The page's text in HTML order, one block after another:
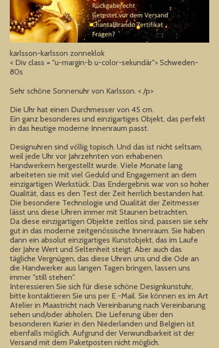
karlsson-karlsson zonneklok
< Div class = "u-margin-b u-color-sekundär"> Schweden-
80s
Sehr schöne Sonnenuhr von Karlsson. < /p>
Die Uhr hat einen Durchmesser von 45 cm.
Ein ganz besonderes und einzigartiges Objekt, das perfekt
in das heutige moderne Innenraum passt.
Designuhren sind völlig topisch. Und das ist nicht seltsam,
weil jede Uhr vor Jahrzehnten von erhabenen
Handwerkern hergestellt wurde. Viele Monate lang
arbeiteten sie mit viel Geduld und Engagement an dem
einzigartigen Werkstück. Das Endergebnis war von so hoher
Qualität, dass es den Test der Zeit herrlich bestanden hat.
Die besondere Technologie und Qualität der Zeitmesser
lässt uns diese Uhren immer mit Staunen betrachten.
Da diese einzigartigen Objekte zeitlos sind, passen sie sehr
gut in das moderne zeitgenössische Innenraum. Sie haben
dann ein absolut einzigartiges Kunstobjekt, das im Laufe
der Jahre Wert und Seltenheit steigt. Aber auch das
tägliche Vergnügen, das diese Uhren uns und die Ode an
die Handwerker aus langen Tagen bringen, lassen uns
immer "still stehen".
Interessieren Sie sich für diese schöne Designkunstuhr,
bitte kontaktieren Sie uns per E -Mail. Sie können es im Art
Atelier in Maastricht nach Vereinbarung nach Vereinbarung
sehen und/oder abholen. Die Lieferung über den
besonderen Kurier in den Niederlanden und Belgien ist
ebenfalls möglich. Aufgrund der Verwundbarkeit ist der
Versand mit dem Paketposten nicht möglich.